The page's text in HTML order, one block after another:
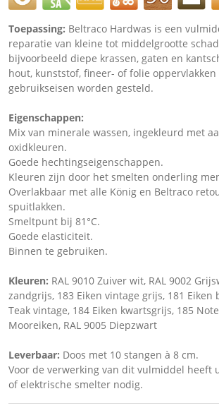
Toepassing: Beltraco Hardwas is een
reparatie van kleine tot middelgrootte
bijvoorbeeld diepe krassen, gaten en
hout, kunststof, fineer- of folie
gebruikseisen worden gesteld.
Eigenschappen:
Mix van minerale wassen, ingekleurd met
oxidkleuren.
Goede hechtingseigenschappen.
Kleuren zijn door het smelten onderling
Overlakbaar met alle König en Beltraco
spuitlakken.
Smeltpunt bij 81°C.
Goede elasticiteit.
Binnen te gebruiken.
Kleuren: RAL 9010 Zuiver wit, RAL 9002
zandgrijs, 183 Eiken vintage grijs, 181 Eiken
Teak vintage, 184 Eiken kwartsgrijs, 185
Mooreiken, RAL 9005 Diepzwart
Leverbaar: Doos met 10 stangen à 8 cm.
Voor de verwerking van dit vulmiddel heeft
of elektrische smelter nodig.